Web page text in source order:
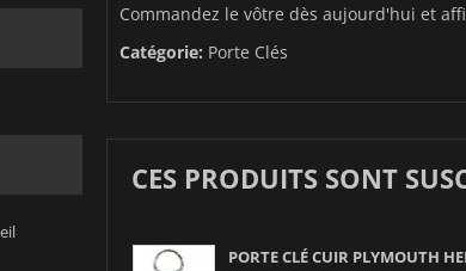
Commandez le vôtre dès aujourd'hui et
Catégorie: Porte Clés
CES PRODUITS SONT
PORTE CLÉ CUIR PLYMOUTH